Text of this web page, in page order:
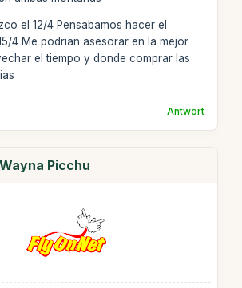
el 12/4 Pensabamos hacer el
4 Me podrian asesorar en la mejor
el tiempo y donde comprar las
Antwort
Picchu